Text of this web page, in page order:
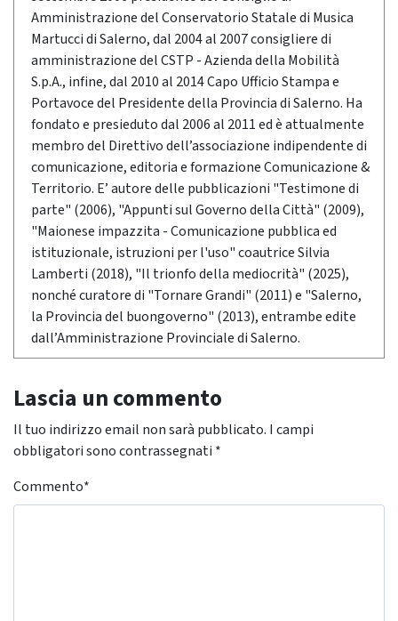
Amministrazione del Conservatorio Statale di Musica
Martucci di Salerno, dal 2004 al 2007 consigliere di
amministrazione del CSTP - Azienda della Mobilità
S.p.A., infine, dal 2010 al 2014 Capo Ufficio Stampa e
Portavoce del Presidente della Provincia di Salerno. Ha
fondato e presieduto dal 2006 al 2011 ed è attualmente
membro del Direttivo dell’associazione indipendente di
comunicazione, editoria e formazione Comunicazione &
Territorio. E’ autore delle pubblicazioni "Testimone di
parte" (2006), "Appunti sul Governo della Città" (2009),
"Maionese impazzita - Comunicazione pubblica ed
istituzionale, istruzioni per l'uso" coautrice Silvia
Lamberti (2018), "Il trionfo della mediocrità" (2025),
nonché curatore di "Tornare Grandi" (2011) e "Salerno,
la Provincia del buongoverno" (2013), entrambe edite
dall’Amministrazione Provinciale di Salerno.
Lascia un commento
Il tuo indirizzo email non sarà pubblicato. I campi
obbligatori sono contrassegnati *
Commento*